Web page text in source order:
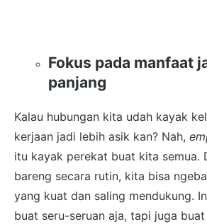
Fokus pada manfaat
panjang
Kalau hubungan kita udah kayak
kerjaan jadi lebih asik kan? Nah,
itu kayak perekat buat kita semua.
bareng secara rutin, kita bisa
yang kuat dan saling mendukung.
buat seru-seruan aja, tapi juga